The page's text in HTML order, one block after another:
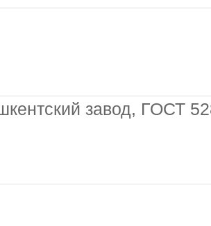
завод, ГОСТ